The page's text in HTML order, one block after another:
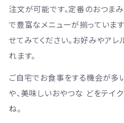
注文が可能です。定番のおつま
で豊富なメニューが揃っていま
せてみてください。お好みやア
れます。
ご自宅でお食事をする機会が多
や、美味しいおやつな どをテイ
ね。